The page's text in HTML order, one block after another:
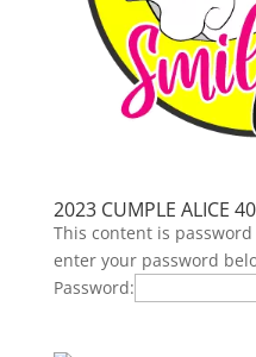
2023 CUMPLE ALICE 40
This content is
enter your password
Password: